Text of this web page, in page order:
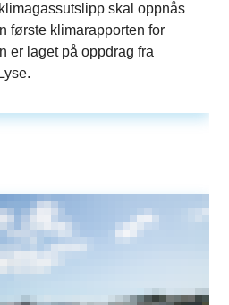
skal oppnås
første klimarapporten for
er laget på oppdrag fra